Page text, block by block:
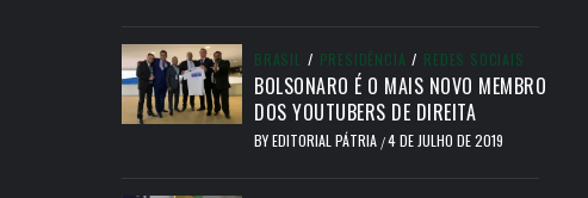
BRASIL / PRESIDÊNCIA / REDES SOCIAIS
BOLSONARO É O MAIS NOVO MEMBRO
DOS YOUTUBERS DE DIREITA
BYEDITORIAL PÁTRIA /4 DE JULHO DE 2019